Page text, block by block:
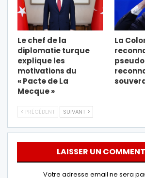
Le chef de la
diplomatie turque
explique les
motivations du
« Pacte de La
Mecque »
La
PRÉCÉDENT SUIVANT
LAISSER UN
Votre adresse email ne sera